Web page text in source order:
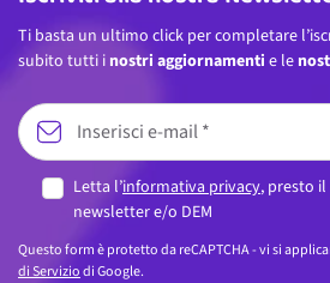
Ti basta un ultimo click per completare
subito tutti i nostri aggiornamenti e le
Letta l’informativa privacy, presto
newsletter e/o DEM
Questo form è protetto da reCAPTCHA - vi si
di Serviziodi Google.